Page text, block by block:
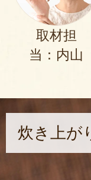
取材担
当：内山
炊き上が